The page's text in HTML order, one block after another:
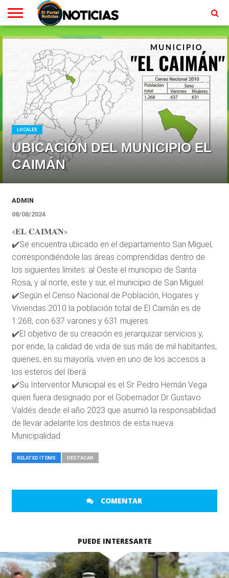
LOCALES
VIVO
LOCALES
UBICACIÓN DEL MUNICIPIO EL
CAIMÁN
ADMIN
08/08/2024
«𝐄𝐋 𝐂𝐀𝐈𝐌𝐀́𝐍»
✔️Se encuentra ubicado en el departamento San Miguel,
correspondiéndole las áreas comprendidas dentro de
los siguientes límites: al Oeste el municipio de Santa
Rosa, y al norte, este y sur, el municipio de San Miguel.
✔️Según el Censo Nacional de Población, Hogares y
Viviendas 2010 la población total de El Caimán es de
1.268, con 637 varones y 631 mujeres.
✔️El objetivo de su creación es jerarquizar servicios y,
por ende, la calidad de vida de sus más de mil habitantes,
quienes, en su mayoría, viven en uno de los accesos a
los esteros del Iberá.
✔️Su Interventor Municipal es el Sr. Pedro Hernán Vega
quien fuera designado por el Gobernador Dr Gustavo
Valdés desde el año 2023 que asumió la responsabilidad
de llevar adelante los destinos de esta nueva
Municipalidad.
RELATED ITEMS DESTACAR
COMENTAR
PUEDE INTERESARTE